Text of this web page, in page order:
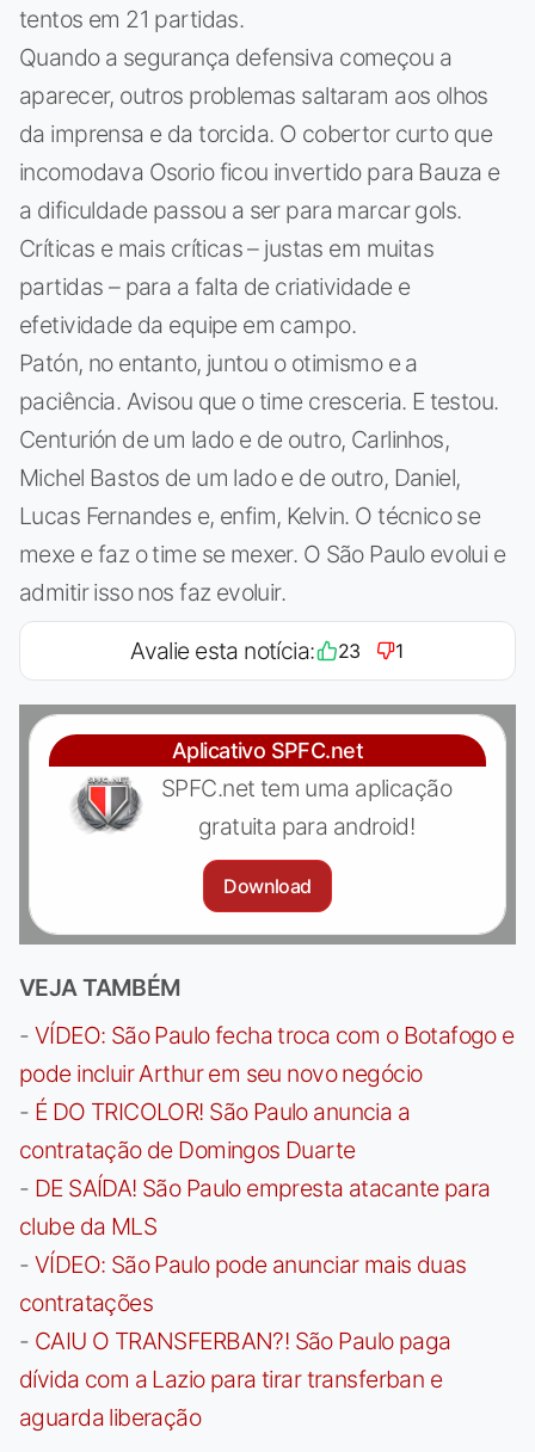
tentos em 21 partidas.
Quando a segurança defensiva começou a
aparecer, outros problemas saltaram aos olhos
da imprensa e da torcida. O cobertor curto que
incomodava Osorio ficou invertido para Bauza e
a dificuldade passou a ser para marcar gols.
Críticas e mais críticas – justas em muitas
partidas – para a falta de criatividade e
efetividade da equipe em campo.
Patón, no entanto, juntou o otimismo e a
paciência. Avisou que o time cresceria. E testou.
Centurión de um lado e de outro, Carlinhos,
Michel Bastos de um lado e de outro, Daniel,
Lucas Fernandes e, enfim, Kelvin. O técnico se
mexe e faz o time se mexer. O São Paulo evolui e
admitir isso nos faz evoluir.
Avalie esta notícia: 23 1
Aplicativo SPFC.net
SPFC.net tem uma aplicação
gratuita para android!
Download
VEJA TAMBÉM
- VÍDEO: São Paulo fecha troca com o Botafogo e
pode incluir Arthur em seu novo negócio
- É DO TRICOLOR! São Paulo anuncia a
contratação de Domingos Duarte
- DE SAÍDA! São Paulo empresta atacante para
clube da MLS
- VÍDEO: São Paulo pode anunciar mais duas
contratações
- CAIU O TRANSFERBAN?! São Paulo paga
dívida com a Lazio para tirar transferban e
aguarda liberação